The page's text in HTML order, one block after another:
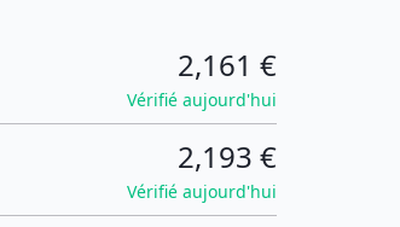
2,161 €
Vérifié aujourd'hui
2,193 €
Vérifié aujourd'hui